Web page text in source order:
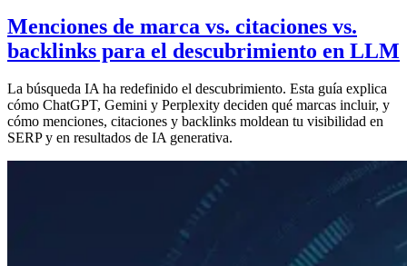
Menciones de marca vs. citaciones vs.
backlinks para el descubrimiento en LLM
La búsqueda IA ha redefinido el descubrimiento. Esta guía explica
cómo ChatGPT, Gemini y Perplexity deciden qué marcas incluir, y
cómo menciones, citaciones y backlinks moldean tu visibilidad en
SERP y en resultados de IA generativa.